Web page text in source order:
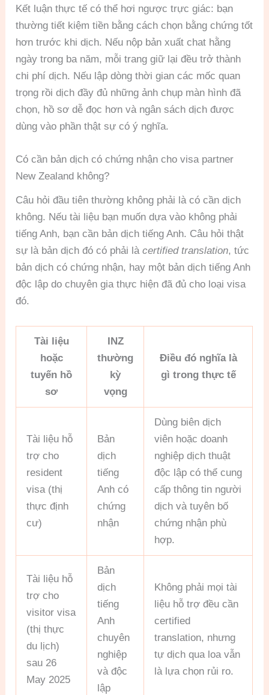
Kết luận thực tế có thể hơi ngược trực giác: bạn
thường tiết kiệm tiền bằng cách chọn bằng chứng tốt
hơn trước khi dịch. Nếu nộp bản xuất chat hằng
ngày trong ba năm, mỗi trang giữ lại đều trở thành
chi phí dịch. Nếu lập dòng thời gian các mốc quan
trọng rồi dịch đầy đủ những ảnh chụp màn hình đã
chọn, hồ sơ dễ đọc hơn và ngân sách dịch được
dùng vào phần thật sự có ý nghĩa.
Có cần bản dịch có chứng nhận cho visa partner
New Zealand không?
Câu hỏi đầu tiên thường không phải là có cần dịch
không. Nếu tài liệu bạn muốn dựa vào không phải
tiếng Anh, bạn cần bản dịch tiếng Anh. Câu hỏi thật
sự là bản dịch đó có phải làcertified translation, tức
bản dịch có chứng nhận, hay một bản dịch tiếng Anh
độc lập do chuyên gia thực hiện đã đủ cho loại visa
đó.
Tài liệu
hoặc
tuyến hồ
sơ
INZ
thường
kỳ
vọng
Điều đó nghĩa là
gì trong thực tế
Tài liệu hỗ
trợ cho
resident
visa (thị
thực định
cư)
Bản
dịch
tiếng
Anh có
chứng
nhận
Dùng biên dịch
viên hoặc doanh
nghiệp dịch thuật
độc lập có thể cung
cấp thông tin người
dịch và tuyên bố
chứng nhận phù
hợp.
Tài liệu hỗ
trợ cho
visitor visa
(thị thực
du lịch)
sau 26
May 2025
Bản
dịch
tiếng
Anh
chuyên
nghiệp
và độc
lập
Không phải mọi tài
liệu hỗ trợ đều cần
certified
translation, nhưng
tự dịch qua loa vẫn
là lựa chọn rủi ro.